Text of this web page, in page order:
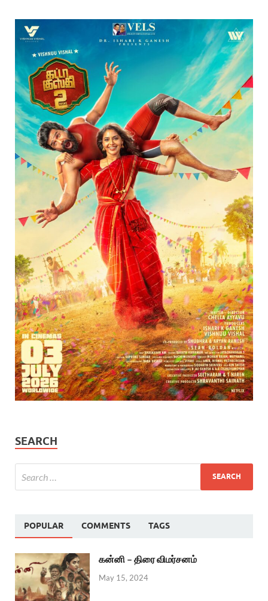
SEARCH
POPULAR COMMENTS TAGS
கன்னி – திரை விமர்சனம்
May 15, 2024